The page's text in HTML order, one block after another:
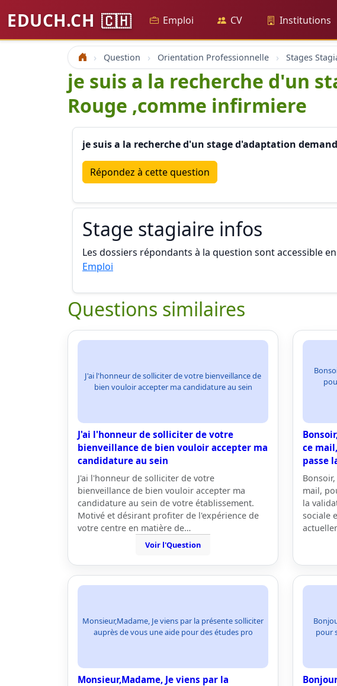
EDUCH.CH 🇨🇭 Emploi CV Institutions
Accueil Question Orientation Professionnelle Stages
je suis a la recherche d'un
Rouge ,comme infirmiere
je suis a la recherche d'un stage d'adaptation
Répondez à cette question
Stage stagiaire infos
Les dossiers répondants à la question sont accessible
Emploi
Questions similaires
J'ai l'honneur de solliciter de votre bienveillance de
bien vouloir accepter ma candidature au sein
J'ai l'honneur de solliciter de votre
bienveillance de bien vouloir accepter ma
candidature au sein
J'ai l'honneur de solliciter de votre
bienveillance de bien vouloir accepter ma
candidature au sein de votre établissement.
Motivé et désirant profiter de l'expérience de
votre centre en matière de…
Voir l'Question
ce
passe
mail,
la
sociale
Monsieur,Madame, Je viens par la présente solliciter
auprès de vous une aide pour des études pro
Monsieur,Madame, Je viens par la
pour